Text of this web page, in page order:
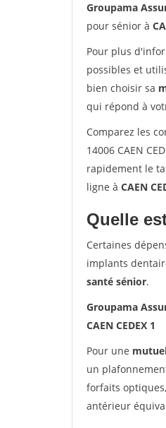
Groupama
pour sénior à
Pour plus
possibles et
bien choisir sa
qui répond à
Comparez les
14006 CAEN
rapidement le
ligne à CAEN
Quelle
Certaines
implants
santé sénior.
Groupama
CAEN CEDEX 1
Pour une
un
forfaits
antérieur